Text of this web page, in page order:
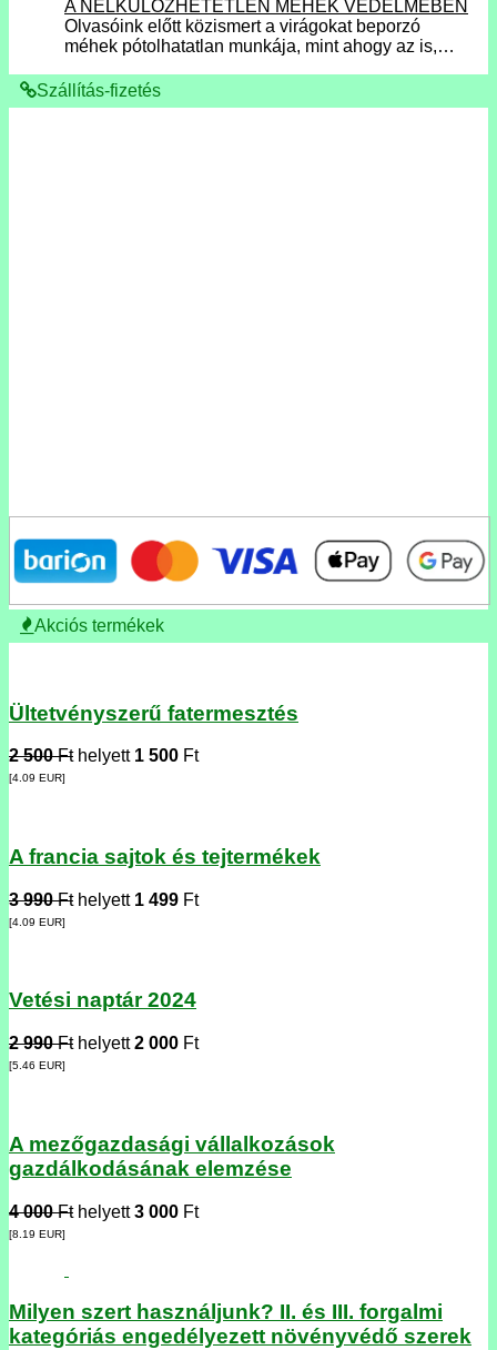
A NÉLKÜLÖZHETETLEN MÉHEK VÉDELMÉBEN
Olvasóink előtt közismert a virágokat beporzó
méhek pótolhatatlan munkája, mint ahogy az is,…
Szállítás-fizetés
Akciós termékek
Ültetvényszerű fatermesztés
2 500 Fthelyett 1 500 Ft
[4.09 EUR]
A francia sajtok és tejtermékek
3 990 Fthelyett 1 499 Ft
[4.09 EUR]
Vetési naptár 2024
2 990 Fthelyett2 000 Ft
[5.46 EUR]
A mezőgazdasági vállalkozások
gazdálkodásának elemzése
4 000 Fthelyett3 000 Ft
[8.19 EUR]
Milyen szert használjunk? II. és III. forgalmi
kategóriás engedélyezett növényvédő szerek